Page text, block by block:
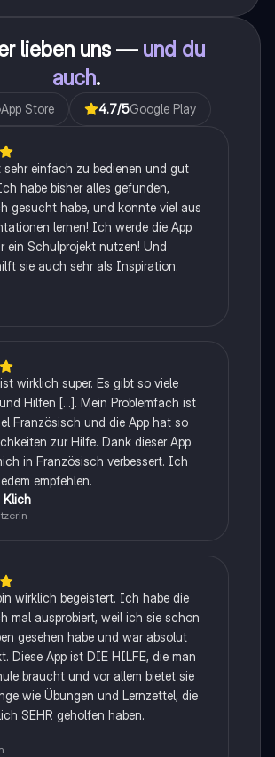
lieben uns — und du
auch.
App Store 4.7/5Google Play
sehr einfach zu bedienen und gut
habe bisher alles gefunden,
gesucht habe, und konnte viel aus
lernen! Ich werde die App
ein Schulprojekt nutzen! Und
sie auch sehr als Inspiration.
wirklich super. Es gibt so viele
Hilfen [...]. Mein Problemfach ist
Französisch und die App hat so
zur Hilfe. Dank dieser App
in Französisch verbessert. Ich
empfehlen.
Klich
wirklich begeistert. Ich habe die
mal ausprobiert, weil ich sie schon
gesehen habe und war absolut
Diese App ist DIE HILFE, die man
braucht und vor allem bietet sie
wie Übungen und Lernzettel, die
SEHR geholfen haben.